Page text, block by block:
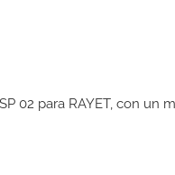
02 para RAYET, con un